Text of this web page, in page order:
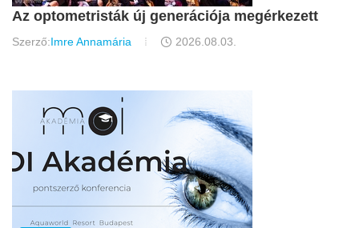
Az optometristák új generációja megérkezett
Szerző:Imre Annamária 2026.08.03.